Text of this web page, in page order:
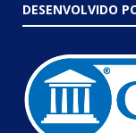
DESENVOLVIDO